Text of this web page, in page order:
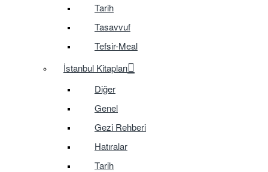
Tarih
Tasavvuf
Tefsir-Meal
İstanbul Kitapları
Diğer
Genel
Gezi Rehberi
Hatıralar
Tarih